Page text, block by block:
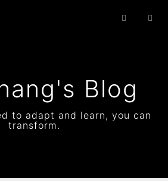
Blog
to adapt and learn, you can
transform.